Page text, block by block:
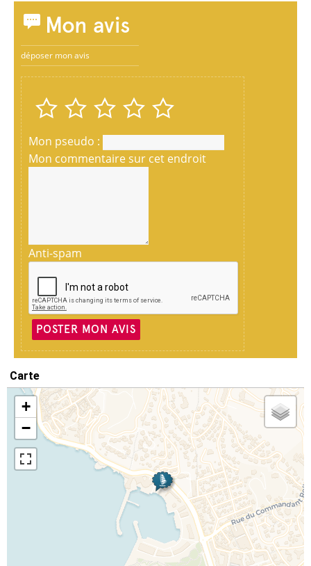
Mon avis
déposer mon avis
Mon pseudo :
Mon commentaire sur cet endroit
Anti-spam
POSTER MON AVIS
Carte
+
−